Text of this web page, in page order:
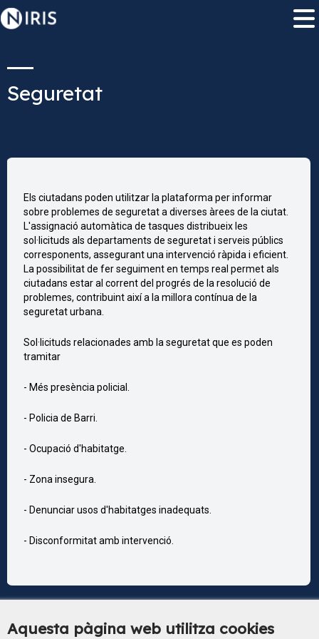
Seguretat
Els ciutadans poden utilitzar la plataforma per informar
sobre problemes de seguretat a diverses àrees de la ciutat.
L'assignació automàtica de tasques distribueix les
sol·licituds als departaments de seguretat i serveis públics
corresponents, assegurant una intervenció ràpida i eficient.
La possibilitat de fer seguiment en temps real permet als
ciutadans estar al corrent del progrés de la resolució de
problemes, contribuint així a la millora contínua de la
seguretat urbana.
Sol·licituds relacionades amb la seguretat que es poden
tramitar
- Més presència policial.
- Policia de Barri.
- Ocupació d'habitatge.
- Zona insegura.
- Denunciar usos d'habitatges inadequats.
- Disconformitat amb intervenció.
Aquesta pàgina web utilitza cookies